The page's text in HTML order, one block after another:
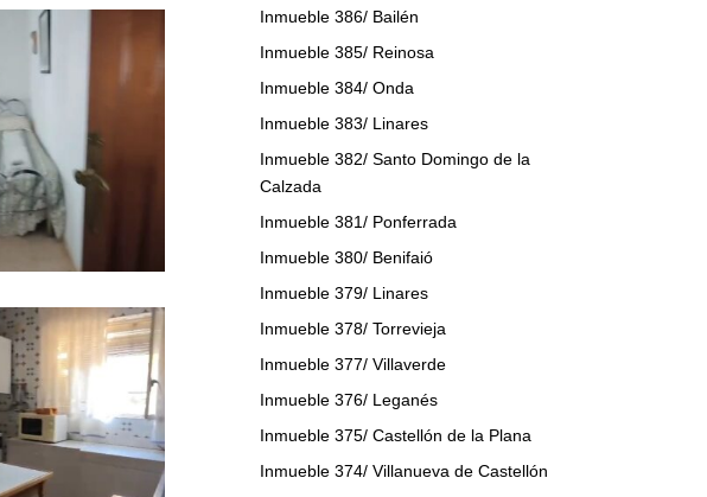
Inmueble 386/ Bailén
Inmueble 385/ Reinosa
Inmueble 384/ Onda
Inmueble 383/ Linares
Inmueble 382/ Santo Domingo de la
Calzada
Inmueble 381/ Ponferrada
Inmueble 380/ Benifaió
Inmueble 379/ Linares
Inmueble 378/ Torrevieja
Inmueble 377/ Villaverde
Inmueble 376/ Leganés
Inmueble 375/ Castellón de la Plana
Inmueble 374/ Villanueva de Castellón